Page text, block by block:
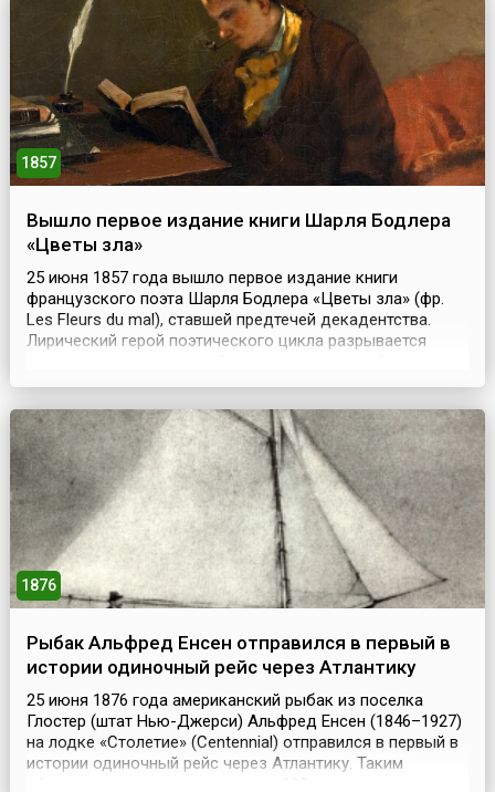
1857
Вышло первое издание книги Шарля Бодлера
«Цветы зла»
25 июня 1857 года вышло первое издание книги
французского поэта Шарля Бодлера «Цветы зла» (фр.
Les Fleurs du mal), ставшей предтечей декадентства.
Лирический герой поэтического цикла разрывается
его терзают ощущение раздвоенности и жажда
обвинили в имморализме и привлекли к судебному
разбират...
1876
Рыбак Альфред Енсен отправился в первый в
истории одиночный рейс через Атлантику
25 июня 1876 года американский рыбак из поселка
Глостер (штат Нью-Джерси) Альфред Енсен (1846–1927)
на лодке «Столетие» (Centennial) отправился в первый в
истории одиночный рейс через Атлантику. Таким